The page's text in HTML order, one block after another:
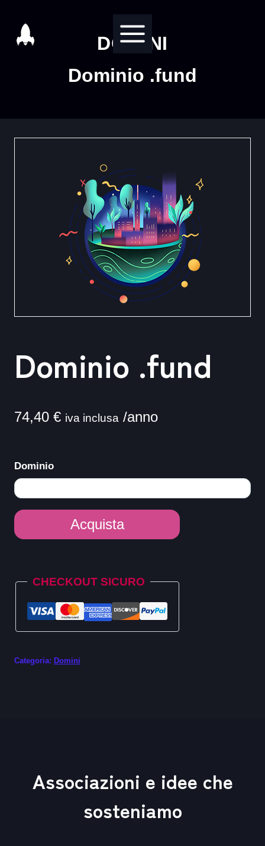
contenuto
DOMINI
Dominio .fund
Dominio .fund
74,40 € iva inclusa /anno
Dominio
Dominio
.fund
Acquista
CHECKOUT SICURO
Categoria: Domini
Associazioni e idee che
sosteniamo